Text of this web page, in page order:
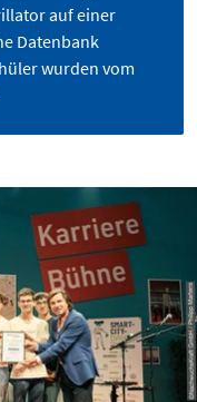
auf einer
Datenbank
wurden vom